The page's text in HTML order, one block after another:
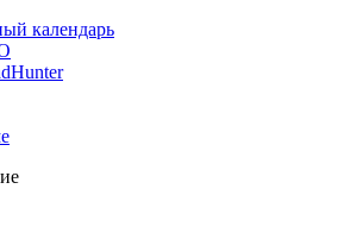
календарь